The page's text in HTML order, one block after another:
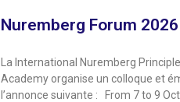
Nuremberg Forum 2026
La International Nuremberg
Academy organise un colloque et
l’annonce suivante : From 7 to 9